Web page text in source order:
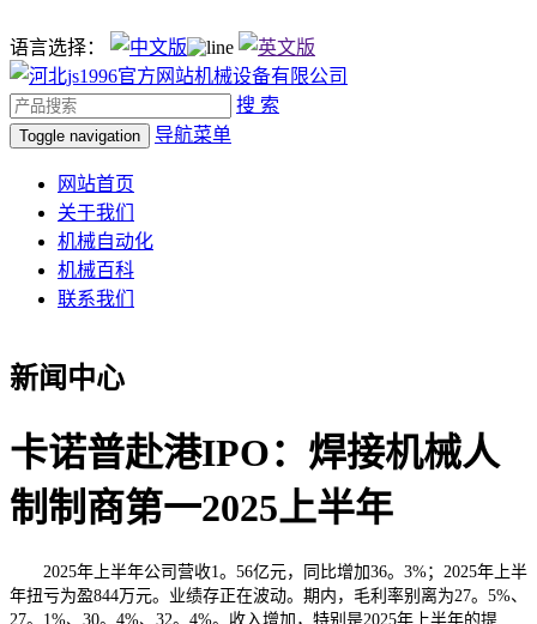
语言选择：
搜 索
Toggle navigation 导航菜单
网站首页
关于我们
机械自动化
机械百科
联系我们
新闻中心
卡诺普赴港IPO：焊接机械人
制制商第一2025上半年
2025年上半年公司营收1。56亿元，同比增加36。3%；2025年上半
年扭亏为盈844万元。业绩存正在波动。期内，毛利率别离为27。5%、
27。1%、30。4%、32。4%。收入增加，特别是2025年上半年的提